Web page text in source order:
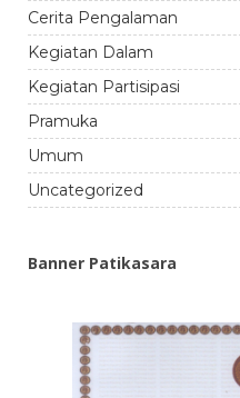
Cerita Pengalaman
Kegiatan Dalam
Kegiatan Partisipasi
Pramuka
Umum
Uncategorized
Banner Patikasara